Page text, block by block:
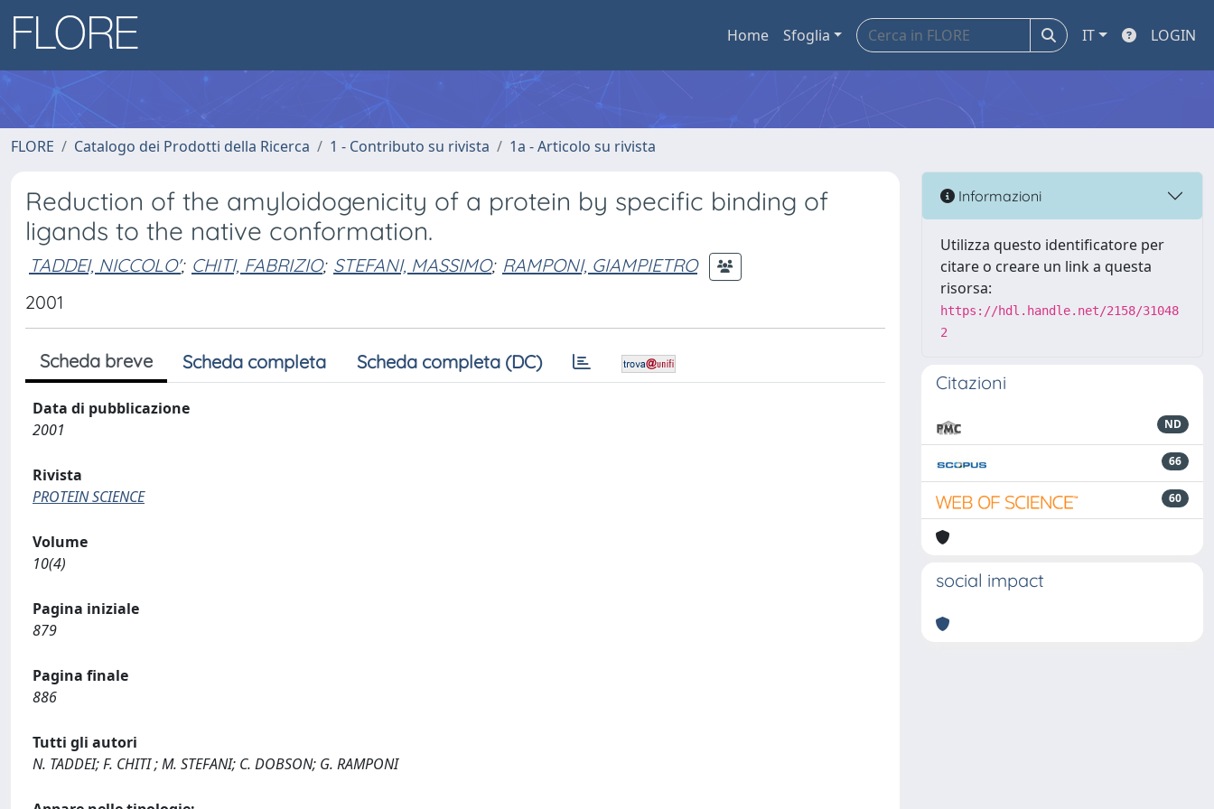
Home Sfoglia IT LOGIN
FLORE Catalogo dei Prodotti della Ricerca 1 - Contributo su rivista 1a - Articolo su rivista
Reduction of the amyloidogenicity of a protein by specific binding of
ligands to the native conformation.
TADDEI, NICCOLO'; CHITI, FABRIZIO; STEFANI, MASSIMO; RAMPONI, GIAMPIETRO
2001
Scheda breve Scheda completa Scheda completa (DC)
Data di pubblicazione
2001
Rivista
PROTEIN SCIENCE
Volume
10(4)
Pagina iniziale
879
Pagina finale
886
Tutti gli autori
N. TADDEI; F. CHITI ; M. STEFANI; C. DOBSON; G. RAMPONI
Informazioni
Utilizza questo identificatore per
citare o creare un link a questa
risorsa:
https://hdl.handle.net/2158/31048
2
Citazioni
ND
66
60
social impact